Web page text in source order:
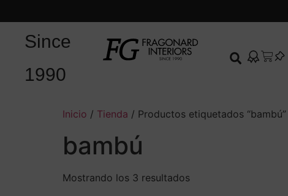
Since
1990
Inicio / Tienda / Productos etiquetados “bambú”
bambú
Mostrando los 3 resultados